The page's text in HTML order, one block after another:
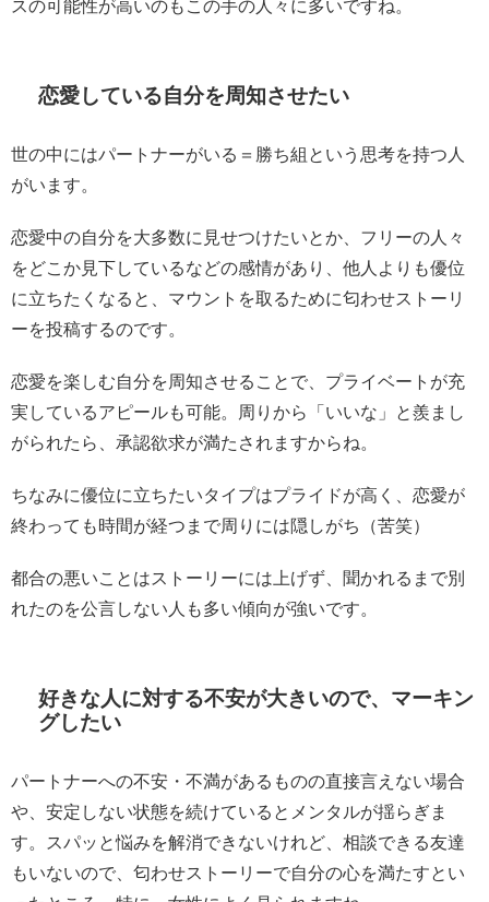
スの可能性が高いのもこの手の人々に多いですね。
恋愛している自分を周知させたい
世の中にはパートナーがいる＝勝ち組という思考を持つ人
がいます。
恋愛中の自分を大多数に見せつけたいとか、フリーの人々
をどこか見下しているなどの感情があり、他人よりも優位
に立ちたくなると、マウントを取るために匂わせストーリ
ーを投稿するのです。
恋愛を楽しむ自分を周知させることで、プライベートが充
実しているアピールも可能。周りから「いいな」と羨まし
がられたら、承認欲求が満たされますからね。
ちなみに優位に立ちたいタイプはプライドが高く、恋愛が
終わっても時間が経つまで周りには隠しがち（苦笑）
都合の悪いことはストーリーには上げず、聞かれるまで別
れたのを公言しない人も多い傾向が強いです。
好きな人に対する不安が大きいので、マーキン
グしたい
パートナーへの不安・不満があるものの直接言えない場合
や、安定しない状態を続けているとメンタルが揺らぎま
す。スパッと悩みを解消できないけれど、相談できる友達
もいないので、匂わせストーリーで自分の心を満たすとい